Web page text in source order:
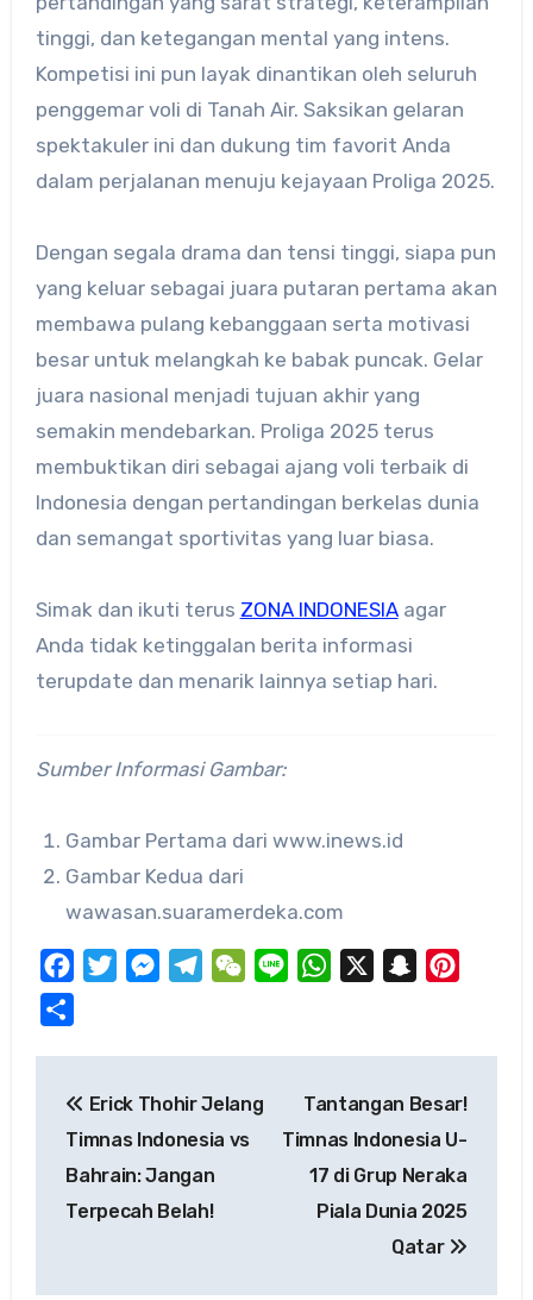
tinggi, dan ketegangan mental yang intens.
Kompetisi ini pun layak dinantikan oleh seluruh
penggemar voli di Tanah Air. Saksikan gelaran
spektakuler ini dan dukung tim favorit Anda
dalam perjalanan menuju kejayaan Proliga 2025.
Dengan segala drama dan tensi tinggi, siapa pun
yang keluar sebagai juara putaran pertama akan
membawa pulang kebanggaan serta motivasi
besar untuk melangkah ke babak puncak. Gelar
juara nasional menjadi tujuan akhir yang
semakin mendebarkan. Proliga 2025 terus
membuktikan diri sebagai ajang voli terbaik di
Indonesia dengan pertandingan berkelas dunia
dan semangat sportivitas yang luar biasa.
Simak dan ikuti terus ZONA INDONESIAagar
Anda tidak ketinggalan berita informasi
terupdate dan menarik lainnya setiap hari.
Sumber Informasi Gambar:
Gambar Pertama dari www.inews.id
Gambar Kedua dari
wawasan.suaramerdeka.com
FacebookTwitterMessengerTelegramWeChat
Line WhatsApp Snapchat
navigation
Erick Thohir Jelang
Timnas Indonesia vs
Bahrain: Jangan
Terpecah Belah!
Tantangan Besar!
Timnas Indonesia U-
17 di Grup Neraka
Piala Dunia 2025
Qatar